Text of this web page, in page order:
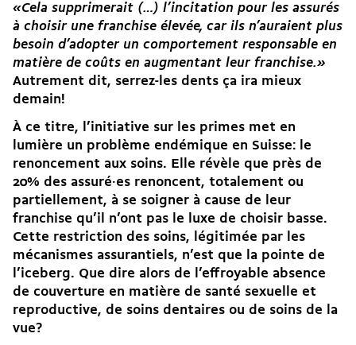
«Cela supprimerait (…) l’incitation pour les assurés
à choisir une franchise élevée, car ils n’auraient plus
besoin d’adopter un comportement responsable en
matière de coûts en augmentant leur franchise. »
Autrement dit, serrez-les dents ça ira mieux
demain!
À ce titre, l’initiative sur les primes met en
lumière un problème endémique en Suisse: le
renoncement aux soins. Elle révèle que près de
20% des assuré·es renoncent, totalement ou
partiellement, à se soigner à cause de leur
franchise qu’il n’ont pas le luxe de choisir basse.
Cette restriction des soins, légitimée par les
mécanismes assurantiels, n’est que la pointe de
l’iceberg. Que dire alors de l’effroyable absence
de couverture en matière de santé sexuelle et
reproductive, de soins dentaires ou de soins de la
vue?